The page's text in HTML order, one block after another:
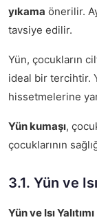
yıkama önerilir.
tavsiye edilir.
Yün, çocukların
ideal bir tercihtir.
hissetmelerine
Yün kumaşı,
çocuklarının
3.1. Yün ve Isı
Yün ve Isı Yalıtımı